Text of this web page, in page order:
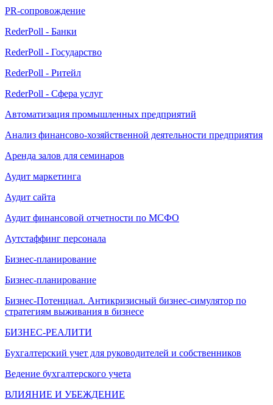
PR-сопровождение
RederPoll - Банки
RederPoll - Государство
RederPoll - Ритейл
RederPoll - Сфера услуг
Автоматизация промышленных предприятий
Анализ финансово-хозяйственной деятельности предприятия
Аренда залов для семинаров
Аудит маркетинга
Аудит сайта
Аудит финансовой отчетности по МСФО
Аутстаффинг персонала
Бизнес-планирование
Бизнес-планирование
Бизнес-Потенциал. Антикризисный бизнес-симулятор по
стратегиям выживания в бизнесе
БИЗНЕС-РЕАЛИТИ
Бухгалтерский учет для руководителей и собственников
Ведение бухгалтерского учета
ВЛИЯНИЕ И УБЕЖДЕНИЕ